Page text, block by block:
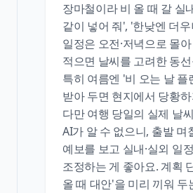
장마철이라 비 올 때 갈 실
같이 넣어 줘', '한낮엔 더
일정은 오전·저녁으로 몰
적으면 날씨를 고려한 동
특히 여름엔 '비 오는 날 플
받아 두면 현지에서 당황
다만 여행 당일의 실제 날
AI가 알 수 없으니, 출발 며
예보를 보고 실내·실외 일
조정하는 게 좋아요. 계획
올 때 대안'을 미리 끼워 두